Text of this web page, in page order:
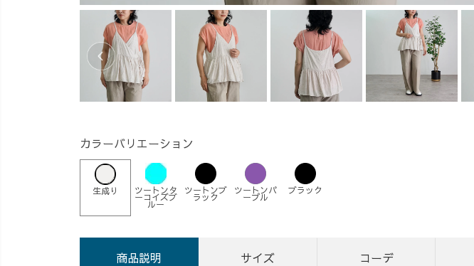
カラーバリエーション
生成り ツートンタ
ーコイズブ
ルー
ツートンブ
ラック
ツートンパ
ープル
ブラック
商品説明 サイズ コーデ